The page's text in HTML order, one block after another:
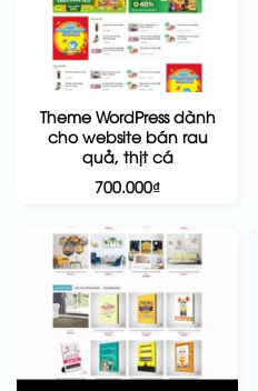
Theme WordPress dành
cho website bán rau
quả, thịt cá
700.000₫